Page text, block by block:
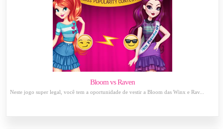
Bloom vs Raven
Neste jogo super legal, você tem a oportunidade de vestir a Bloom das Winx e Rav...